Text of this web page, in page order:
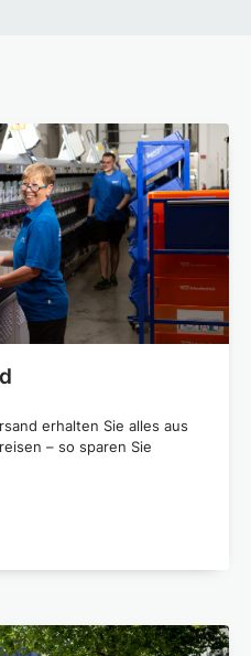
erhalten Sie alles aus
– so sparen Sie